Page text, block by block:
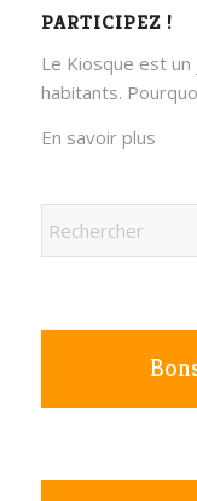
PARTICIPEZ !
Le Kiosque est
habitants.
En savoir plus